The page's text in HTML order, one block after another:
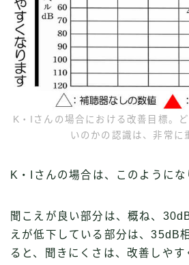
K・Iさんの場合における改善目標。
いのかの認識は、非常に
K・Iさんの場合は、このようにな
聞こえが良い部分は、概ね、
えが低下している部分は、35dB
ると、聞きにくさは、改善しやす